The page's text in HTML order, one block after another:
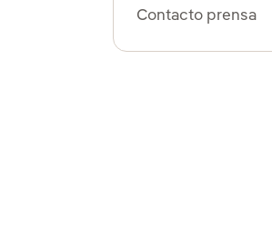
Contacto prensa